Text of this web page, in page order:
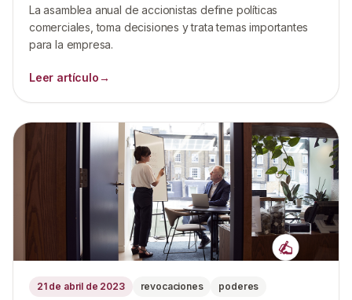
La asamblea anual de accionistas define políticas
comerciales, toma decisiones y trata temas importantes
para la empresa.
Leer artículo→
21 de abril de 2023 revocaciones poderes